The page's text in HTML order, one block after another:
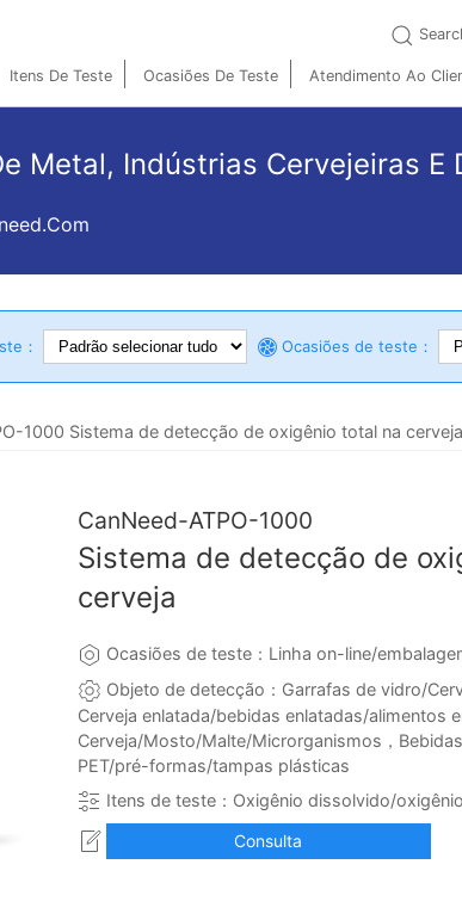
Itens De Teste Ocasiões De Teste Atendimento Ao
Metal, Indústrias Cervejeiras E
： Ocasiões de teste：
1000 Sistema de detecção de oxigênio total na cerveja
CanNeed-ATPO-1000
Sistema de detecção de
cerveja
Ocasiões de teste：Linha on-line/
Objeto de detecção：Garrafas de vidro/
Cerveja enlatada/bebidas enlatadas/alimentos
Cerveja/Mosto/Malte/Microrganismos，
PET/pré-formas/tampas plásticas
Itens de teste：Oxigênio dissolvido/
Consulta